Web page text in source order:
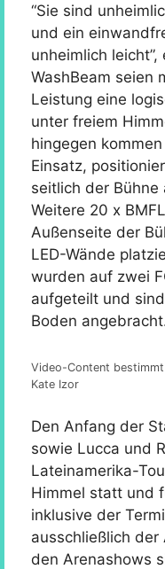
“Sie sind
und ein
unheimlich
WashBeam seien
Leistung eine
unter freiem
hingegen
Einsatz,
seitlich der Bühne
Weitere 20 x
Außenseite der
LED-Wände
wurden auf zwei
aufgeteilt und
Boden
Video-Content
Kate Izor
Den Anfang der
sowie Lucca und
Lateinamerika-
Himmel statt und
inklusive der
ausschließlich
den Arenashows